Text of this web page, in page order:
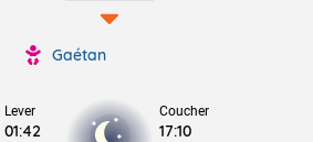
Gaétan
Lever
01:42
Coucher
17:10